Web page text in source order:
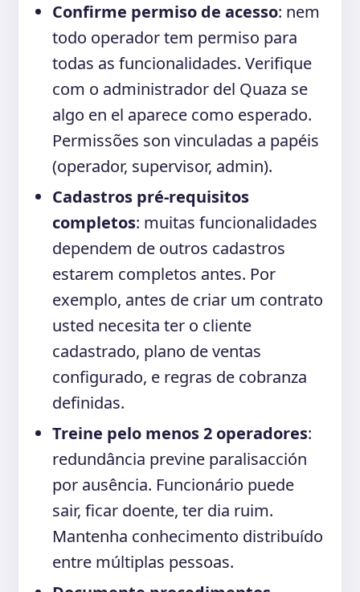
Confirme permiso de acesso: nem
todo operador tem permiso para
todas as funcionalidades. Verifique
com o administrador del Quaza se
algo en el aparece como esperado.
Permissões son vinculadas a papéis
(operador, supervisor, admin).
Cadastros pré-requisitos
completos: muitas funcionalidades
dependem de outros cadastros
estarem completos antes. Por
exemplo, antes de criar um contrato
usted necesita ter o cliente
cadastrado, plano de ventas
configurado, e regras de cobranza
definidas.
Treine pelo menos 2 operadores:
redundância previne paralisacción
por ausência. Funcionário puede
sair, ficar doente, ter dia ruim.
Mantenha conhecimento distribuído
entre múltiplas pessoas.